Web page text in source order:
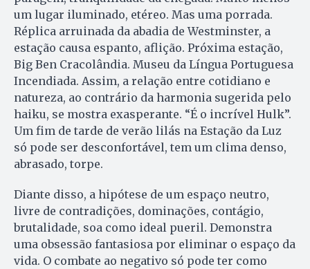
um lugar iluminado, etéreo. Mas uma porrada.
Réplica arruinada da abadia de Westminster, a
estação causa espanto, aflição. Próxima estação,
Big Ben Cracolândia. Museu da Língua Portuguesa
Incendiada. Assim, a relação entre cotidiano e
natureza, ao contrário da harmonia sugerida pelo
haiku, se mostra exasperante. “É o incrível Hulk”.
Um fim de tarde de verão lilás na Estação da Luz
só pode ser desconfortável, tem um clima denso,
abrasado, torpe.
Diante disso, a hipótese de um espaço neutro,
livre de contradições, dominações, contágio,
brutalidade, soa como ideal pueril. Demonstra
uma obsessão fantasiosa por eliminar o espaço da
vida. O combate ao negativo só pode ter como